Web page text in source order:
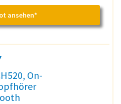
ansehen*
On-